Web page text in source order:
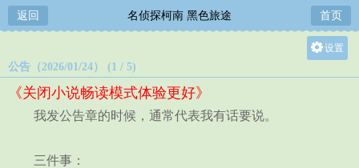
返回 名侦探柯南 黑色旅途 首页
设置
公告（2026/01/24） (1 / 5)
《关闭小说畅读模式体验更好》
我发公告章的时候，通常代表我有话要说。
三件事：